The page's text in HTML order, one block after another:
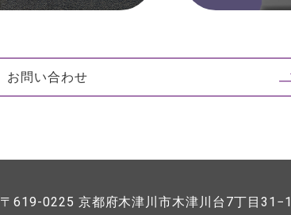
お問い合わせ
〒619-0225 京都府木津川市木津川台7丁目31−1